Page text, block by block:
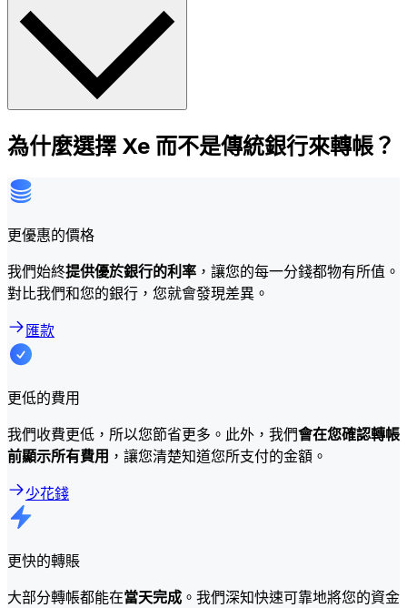
為什麼選擇 Xe 而不是傳統銀行來轉帳？
更優惠的價格
我們始終提供優於銀行的利率 ，讓您的每一分錢都物有所值。
對比我們和您的銀行，您就會發現差異。
匯款
更低的費用
我們收費更低，所以您節省更多。此外，我們會在您確認轉帳
前顯示所有費用 ，讓您清楚知道您所支付的金額。
少花錢
更快的轉賬
大部分轉帳都能在當天完成 。我們深知快速可靠地將您的資金